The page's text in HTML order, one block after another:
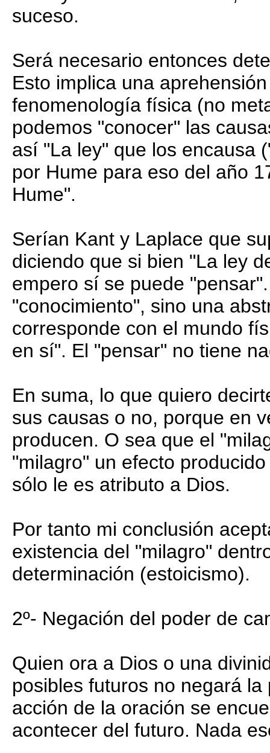
suceso.
Será necesario entonces
Esto implica una
fenomenología física (no
podemos "conocer" las
así "La ley" que los encausa
por Hume para eso del año
Hume".
Serían Kant y Laplace que
diciendo que si bien "La ley
empero sí se puede
"conocimiento", sino una
corresponde con el mundo
en sí". El "pensar" no tiene
En suma, lo que quiero
sus causas o no, porque en
producen. O sea que el
"milagro" un efecto
sólo le es atributo a Dios.
Por tanto mi conclusión
existencia del "milagro"
determinación (estoicismo).
2º- Negación del poder de
Quien ora a Dios o una
posibles futuros no negará
acción de la oración se
acontecer del futuro. Nada